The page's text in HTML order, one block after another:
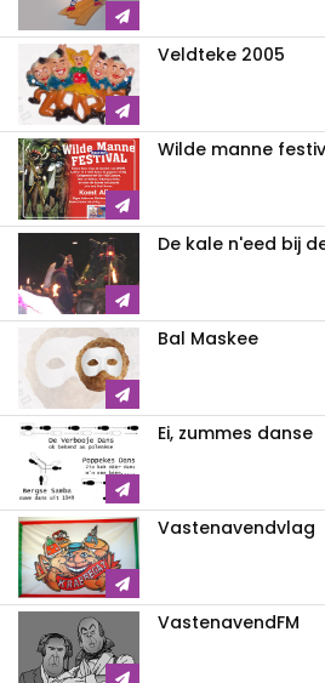
Veldteke 2005
Wilde manne
De kale n'eed bij
Bal Maskee
Ei, zummes danse
Vastenavendvlag
VastenavendFM